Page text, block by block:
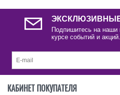
Подпишитесь на наши
курсе событий и акций.
КАБИНЕТ ПОКУПАТЕЛЯ